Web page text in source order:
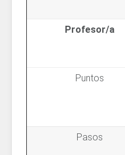
Profesor/a
Puntos
Pasos